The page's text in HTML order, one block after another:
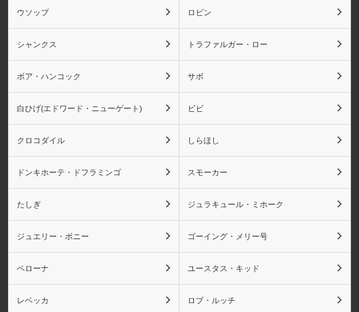
白ひげ(エドワード・ニュ
ーゲート)
ドンキホーテ・ドフラミ
ウソップ ロビン
シャンクス トラファルガー・ロー
ボア・ハンコック サボ
白ひげ(エドワード・ニューゲート) ビビ
クロコダイル しらほし
ドンキホーテ・ドフラミンゴ スモーカー
たしぎ ジュラキュール・ミホーク
ジュエリー・ボニー ゴーイング・メリー号
ペローナ ユースタス・キッド
レベッカ ロブ・ルッチ